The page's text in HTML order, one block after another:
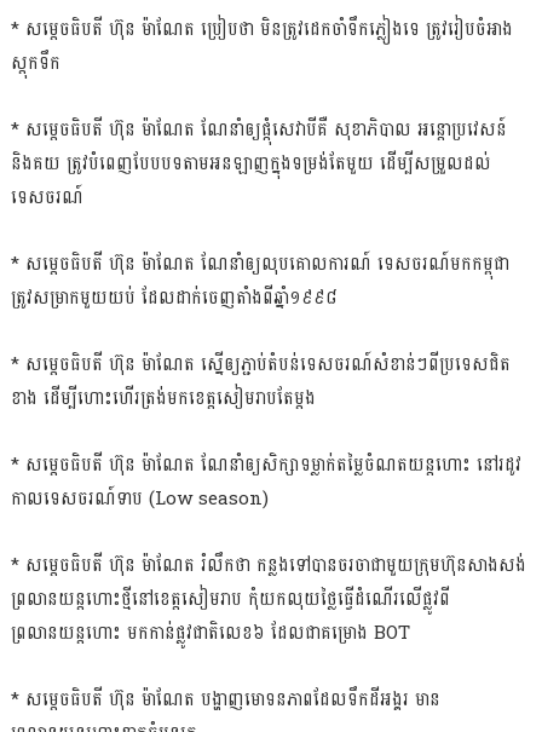
* សម្ដេចធិបតី ហ៊ុន ម៉ាណែត ប្រៀបថា មិនត្រូវដេកចាំទឹកភ្លៀងទេ ត្រូវរៀបចំអាង
ស្ដុកទឹក
* សម្ដេចធិបតី ហ៊ុន ម៉ាណែត ណែនាំឲ្យផ្កុំសេវាបីគឺ សុខាភិបាល អន្ដោប្រវេសន៍
និងគយ ត្រូវបំពេញបែបបទតាមអនឡាញក្នុងទម្រង់តែមួយ ដើម្បីសម្រួលដល់
ទេសចរណ៍
* សម្ដេចធិបតី ហ៊ុន ម៉ាណែត ណែនាំឲ្យលុបគោលការណ៍ ទេសចរណ៍មកកម្ពុជា
ត្រូវសម្រាកមួយយប់ ដែលដាក់ចេញតាំងពីឆ្នាំ១៩៩៨
* សម្ដេចធិបតី ហ៊ុន ម៉ាណែត ស្នើឲ្យភ្ជាប់តំបន់ទេសចរណ៍សំខាន់ៗពីប្រទេសជិត
ខាង ដើម្បីហោះហើរត្រង់មកខេត្តសៀមរាបតែម្ដង
* សម្ដេចធិបតី ហ៊ុន ម៉ាណែត ណែនាំឲ្យសិក្សាទម្លាក់តម្លៃចំណតយន្ដហោះ នៅរដូវ
កាលទេសចរណ៍ទាប (Low season)
* សម្ដេចធិបតី ហ៊ុន ម៉ាណែត រំលឹកថា កន្លងទៅបានចរចាជាមួយក្រុមហ៊ុនសាងសង់
ព្រលានយន្ដហោះថ្មីនៅខេត្តសៀមរាប កុំយកលុយថ្លៃធ្វើដំណើរលើផ្លូវពី
ព្រលានយន្ដហោះ មកកាន់ផ្លូវជាតិលេខ៦ ដែលជាគម្រោង BOT
* សម្ដេចធិបតី ហ៊ុន ម៉ាណែត បង្ហាញមោទនភាពដែលទឹកដីអង្គរ មាន